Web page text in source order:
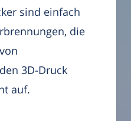
sind einfach
die
3D-Druck
auf.